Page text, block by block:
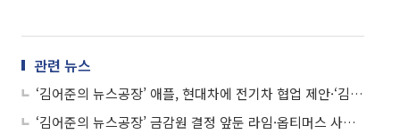
관련 뉴스
‘김어준의 뉴스공장’ 애플, 현대차에 전기차 협업 제안·‘김현정의 뉴스쇼’ BTJ열방센터 근처도 안갔는데 방문자 목록에 내가?·‘철파엠’ 이승국, 정상근, 타일러, 권진영 ·‘컬투쇼’ 박성광, 빽가 外
‘김어준의 뉴스공장’ 금감원 결정 앞둔 라임·옵티머스 사태·‘김현정의 뉴스쇼’ 이재용, 왜 법정구속 됐을까?·‘철파엠’ 임선규, 정상근, 타일러, 황보·‘컬투쇼’ 유노윤호, 한해 外